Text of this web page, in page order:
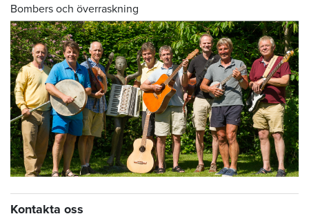
Bombers och överraskning
Kontakta oss